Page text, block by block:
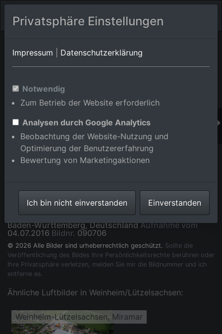
Orts-Album von Weinheim/Lützelsachsen
Württemberg,Deutschland
Im Shop bestellen
Weinheim-Lützelsachsen, Miramar im Bundesland
Baden-Württemberg, DeutschlandAufnahme vom
04.07.2016 Bildnr. 090706
© 2026 Alle Bilder sind urheberrechtlich geschützt. Sollte die
Veröffentlichung des Bildes Ihre Persönlichkeitsrechte berühren oder
Ihre Privatsphäre verletzen, melden Sie mir die Bildnummer und ich
entferne es.
Ähnliche Luftbilder in Weinheim/Lützelsachsen:
Weinheim-Lützelsachsen, Miramar
Privatsphäre Einstellungen
Impressum Datenschutzerklärung
Notwendig
Zum Betrieb der Website erforderlich
Analysen durch Google Analytics
Beobachtung der Website-Nutzung und
Optimierung der Benutzererfahrung
Bewertung von Marketingaktionen
Ich bin nicht einverstanden Einverstanden